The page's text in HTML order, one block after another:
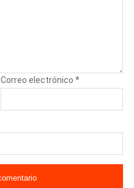
Correo electrónico*